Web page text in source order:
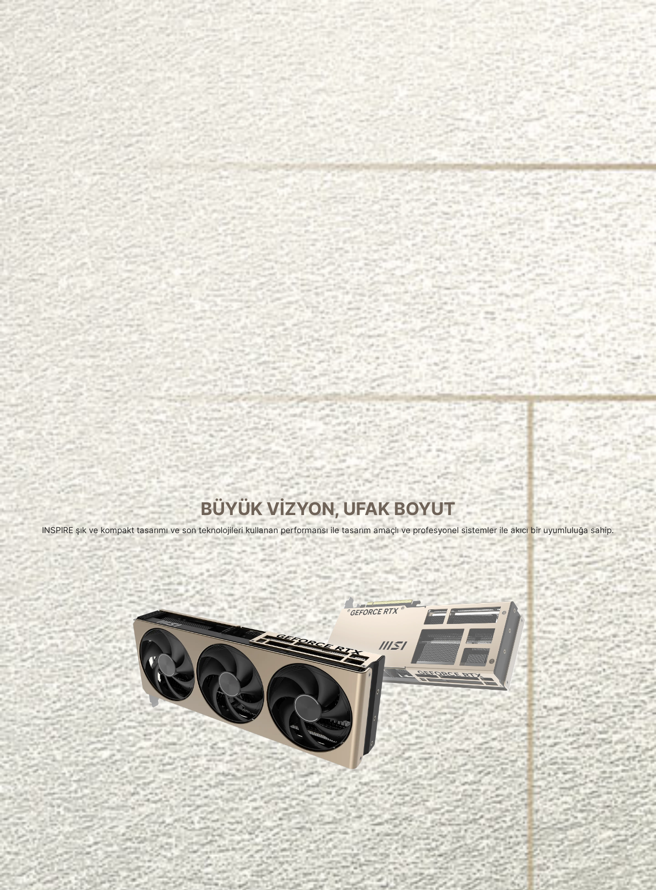
BÜYÜK VİZYON, UFAK BOYUT
INSPIRE şık ve kompakt tasarımı ve son teknolojileri kullanan performansı ile tasarım amaçlı ve profesyonel sistemler ile akıcı bir uyumluluğa sahip.